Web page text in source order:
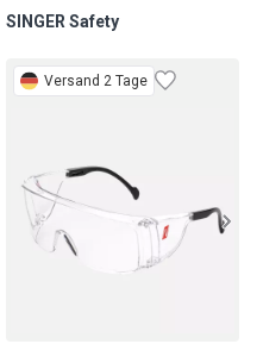
SINGER Safety
Versand 2 Tage